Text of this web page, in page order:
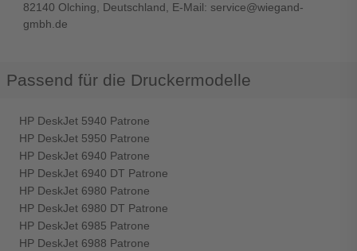
82140 Olching, Deutschland, E-Mail: service@wiegand-
gmbh.de
Passend für die Druckermodelle
HP DeskJet 5940 Patrone
HP DeskJet 5950 Patrone
HP DeskJet 6940 Patrone
HP DeskJet 6940 DT Patrone
HP DeskJet 6980 Patrone
HP DeskJet 6980 DT Patrone
HP DeskJet 6985 Patrone
HP DeskJet 6988 Patrone